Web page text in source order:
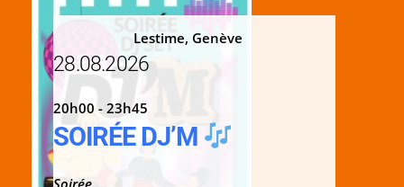
Lestime, Genève
28.08.2026
20h00 - 23h45
SOIRÉE DJ’M